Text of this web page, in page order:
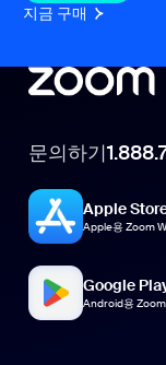
지금 구매
문의하기
Apple
Apple용 Zoom
Google
Android용